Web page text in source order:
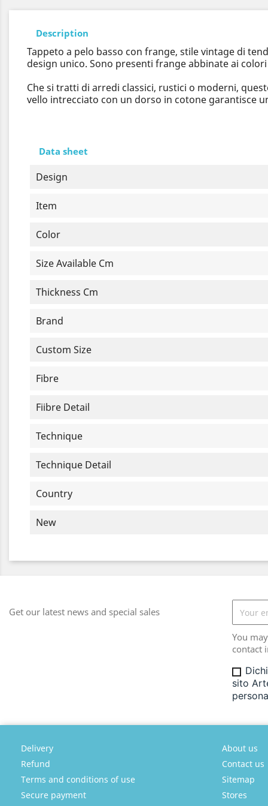
Description
Tappeto a pelo basso con frange, stile vintage di
design unico. Sono presenti frange abbinate ai
Che si tratti di arredi classici, rustici o moderni,
vello intrecciato con un dorso in cotone garantisce
Data sheet
Design
Item
Color
Size Available Cm
Thickness Cm
Brand
Custom Size
Fibre
Fiibre Detail
Technique
Technique Detail
Country
New
Get our latest news and special sales
You
contact
sito
Delivery
Refund
Terms and conditions of use
Secure payment
About us
Contact us
Sitemap
Stores